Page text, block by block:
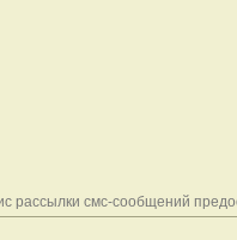
рассылки смс-сообщений